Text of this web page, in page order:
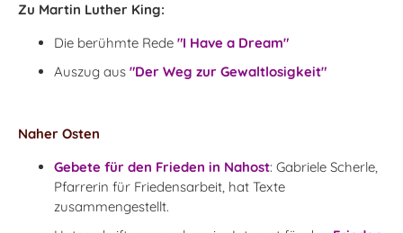
Zu Martin Luther King:
Die berühmte Rede "I Have a Dream"
Auszug aus "Der Weg zur Gewaltlosigkeit"
Naher Osten
Gebete für den Frieden in Nahost: Gabriele Scherle,
Pfarrerin für Friedensarbeit, hat Texte
zusammengestellt.